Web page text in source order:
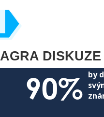
90% by